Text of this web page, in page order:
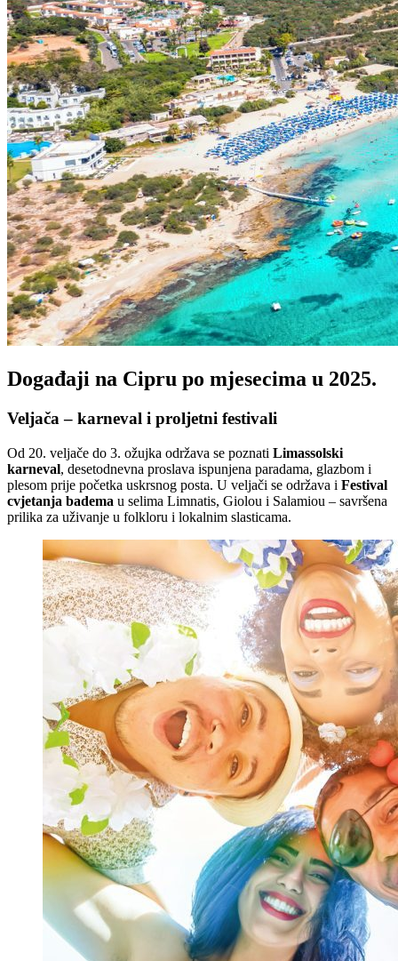
Događaji na Cipru po mjesecima u 2025.
Veljača – karneval i proljetni festivali
Od 20. veljače do 3. ožujka održava se poznati Limassolski
karneval, desetodnevna proslava ispunjena paradama, glazbom i
plesom prije početka uskrsnog posta. U veljači se održava i Festival
cvjetanja badema u selima Limnatis, Giolou i Salamiou – savršena
prilika za uživanje u folkloru i lokalnim slasticama.